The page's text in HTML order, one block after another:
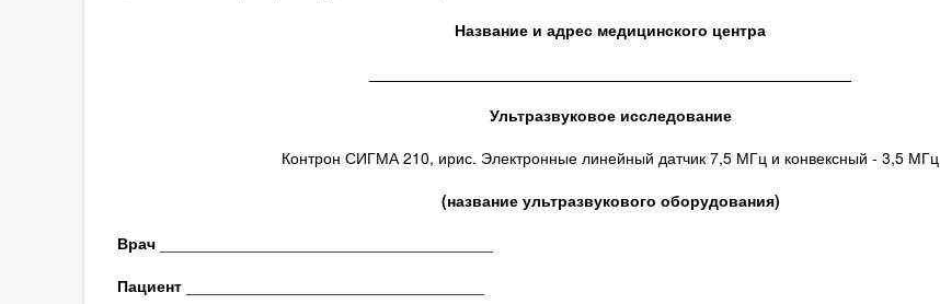
Название и адрес медицинского центра
Ультразвуковое исследование
Контрон СИГМА 210, ирис. Электронные линейный датчик 7,5 МГц и конвексный - 3,5 МГц
(название ультразвукового оборудования)
Врач______________________________________
Пациент__________________________________